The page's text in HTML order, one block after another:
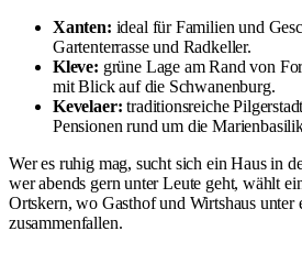
Xanten: ideal für Familien und
Gartenterrasse und Radkeller.
Kleve: grüne Lage am Rand von
mit Blick auf die Schwanenburg.
Kevelaer: traditionsreiche
Pensionen rund um die
Wer es ruhig mag, sucht sich ein Haus in
wer abends gern unter Leute geht, wählt
Ortskern, wo Gasthof und Wirtshaus unter
zusammenfallen.